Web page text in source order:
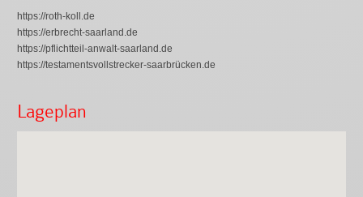
https://roth-koll.de
https://erbrecht-saarland.de
https://pflichtteil-anwalt-saarland.de
https://testamentsvollstrecker-saarbrücken.de
Lageplan